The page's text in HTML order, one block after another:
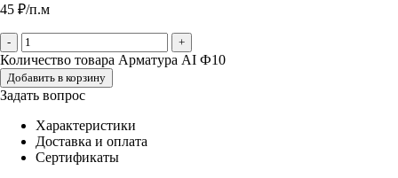
45 ₽/п.м
- +
Количество товара Арматура АI Ф10
Добавить в корзину
Задать вопрос
Характеристики
Доставка и оплата
Сертификаты